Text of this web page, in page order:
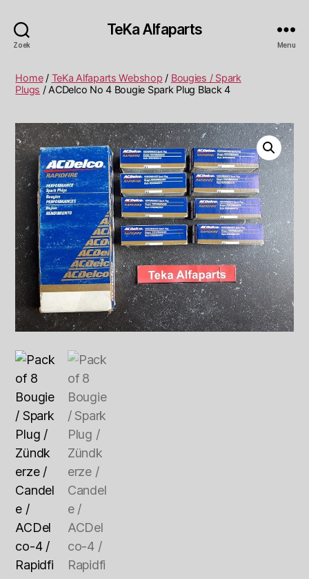
Zoek
TeKa Alfaparts
Menu
Home/ TeKa Alfaparts Webshop / Bougies / Spark
Plugs / ACDelco No 4 Bougie Spark Plug Black 4